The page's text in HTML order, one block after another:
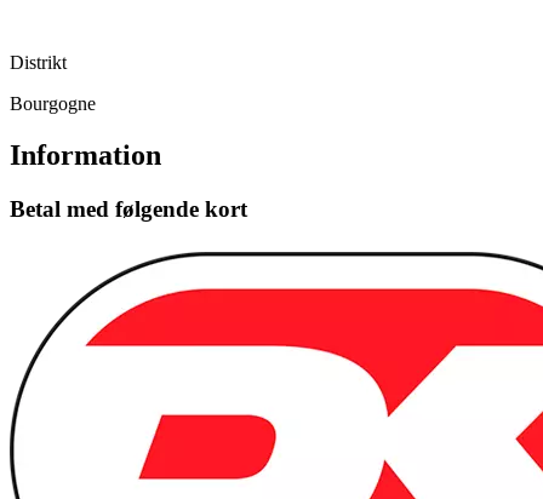
Distrikt
Bourgogne
Information
Betal med følgende kort